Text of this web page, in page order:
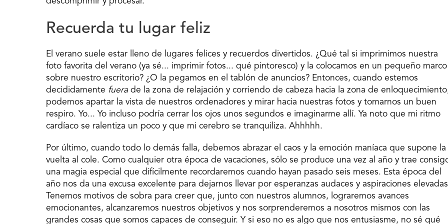
Recuerda tu lugar feliz
El verano suele estar lleno de lugares felices y recuerdos divertidos. ¿Qué tal si imprimimos nuestra
foto favorita del verano (ya sé... imprimir fotos... qué pintoresco) y la colocamos en un pequeño marco
sobre nuestro escritorio? ¿O la pegamos en el tablón de anuncios? Entonces, cuando estemos
decididamente fuerade la zona de relajación y corriendo de cabeza hacia la zona de
podemos apartar la vista de nuestros ordenadores y mirar hacia nuestras fotos y tomarnos un buen
respiro. Yo... Yo incluso podría cerrar los ojos unos segundos e imaginarme allí. Ya noto que mi ritmo
cardíaco se ralentiza un poco y que mi cerebro se tranquiliza. Ahhhhh.
Por último, cuando todo lo demás falla, debemos abrazar el caos y la emoción maníaca que supone la
vuelta al cole. Como cualquier otra época de vacaciones, sólo se produce una vez al año y trae
una magia especial que difícilmente recordaremos cuando hayan pasado seis meses. Esta época del
año nos da una excusa excelente para dejarnos llevar por esperanzas audaces y aspiraciones
Tenemos motivos de sobra para creer que, junto con nuestros alumnos, lograremos avances
emocionantes, alcanzaremos nuestros objetivos y nos sorprenderemos a nosotros mismos con las
grandes cosas que somos capaces de conseguir. Y si eso no es algo que nos entusiasme, no sé qué